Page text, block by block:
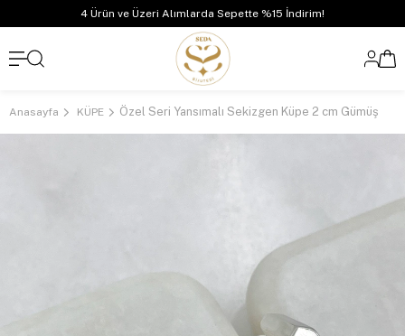
4 Ürün ve Üzeri Alımlarda Sepette %15 İndirim!
Anasayfa KÜPE Özel Seri Yansımalı Sekizgen Küpe 2 cm Gümüş